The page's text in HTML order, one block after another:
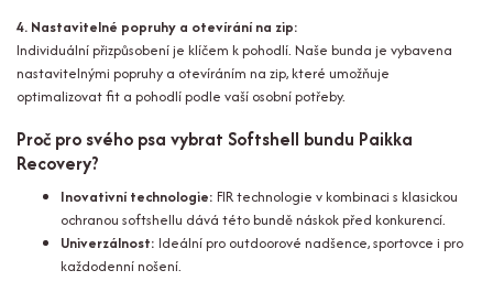
4. Nastavitelné popruhy a otevírání na zip:
Individuální přizpůsobení je klíčem k pohodlí. Naše bunda je vybavena
nastavitelnými popruhy a otevíráním na zip, které umožňuje
optimalizovat fit a pohodlí podle vaší osobní potřeby.
Proč pro svého psa vybrat Softshell bundu Paikka
Recovery?
Inovativní technologie: FIR technologie v kombinaci s klasickou
ochranou softshellu dává této bundě náskok před konkurencí.
Univerzálnost: Ideální pro outdoorové nadšence, sportovce i pro
každodenní nošení.